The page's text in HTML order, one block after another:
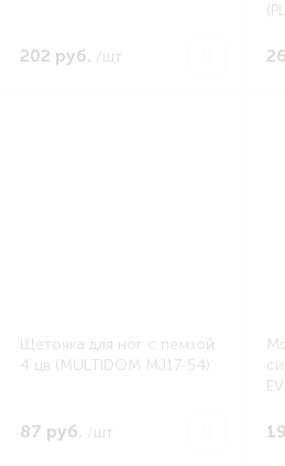
202 руб. /шт
Щеточка для ног с пемзой
4 цв (MULTIDOM MJ17-54)
87 руб. /шт